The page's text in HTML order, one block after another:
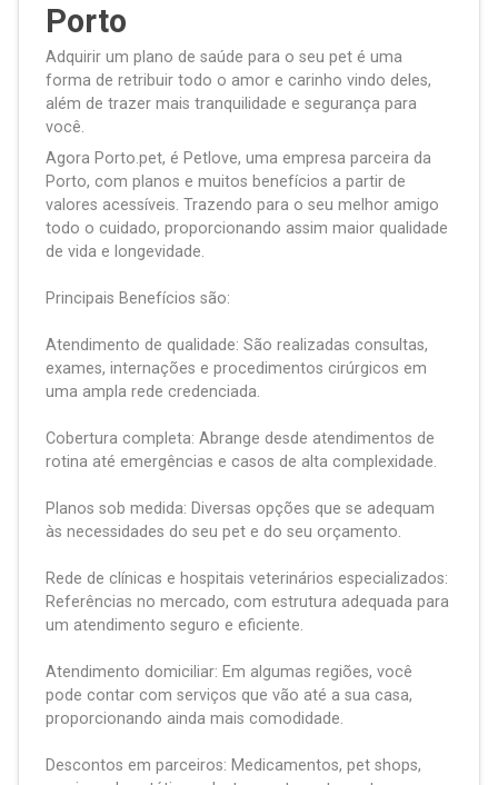
Porto
Adquirir um plano de saúde para o seu pet é uma
forma de retribuir todo o amor e carinho vindo deles,
além de trazer mais tranquilidade e segurança para
você.
Agora Porto.pet, é Petlove, uma empresa parceira da
Porto, com planos e muitos benefícios a partir de
valores acessíveis. Trazendo para o seu melhor amigo
todo o cuidado, proporcionando assim maior qualidade
de vida e longevidade.
Principais Benefícios são:
Atendimento de qualidade: São realizadas consultas,
exames, internações e procedimentos cirúrgicos em
uma ampla rede credenciada.
Cobertura completa: Abrange desde atendimentos de
rotina até emergências e casos de alta complexidade.
Planos sob medida: Diversas opções que se adequam
às necessidades do seu pet e do seu orçamento.
Rede de clínicas e hospitais veterinários especializados:
Referências no mercado, com estrutura adequada para
um atendimento seguro e eficiente.
Atendimento domiciliar: Em algumas regiões, você
pode contar com serviços que vão até a sua casa,
proporcionando ainda mais comodidade.
Descontos em parceiros: Medicamentos, pet shops,